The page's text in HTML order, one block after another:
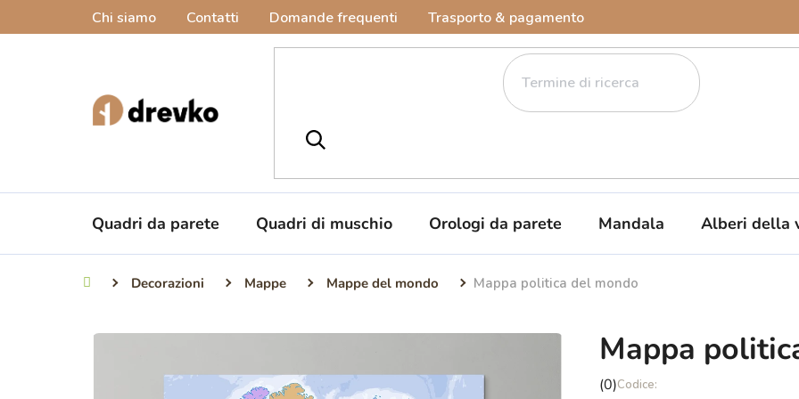
Chi siamo Contatti Domande frequenti Trasporto & pagamento
Quadri da parete Quadri di muschio Orologi da parete Mandala Alberi della
Casa Decorazioni Mappe Mappe del mondo Mappa politica del mondo
Mappa
La
(0)